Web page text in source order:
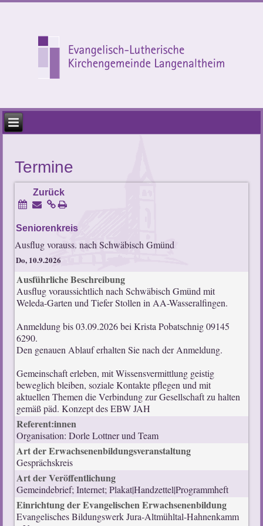
Termine
Zurück
Seniorenkreis
Ausflug vorauss. nach Schwäbisch Gmünd
Do, 10.9.2026
Ausführliche Beschreibung
Ausflug voraussichtlich nach Schwäbisch Gmünd mit
Weleda-Garten und Tiefer Stollen in AA-Wasseralfingen.
Anmeldung bis 03.09.2026 bei Krista Pobatschnig 09145
6290.
Den genauen Ablauf erhalten Sie nach der Anmeldung.
Gemeinschaft erleben, mit Wissensvermittlung geistig
beweglich bleiben, soziale Kontakte pflegen und mit
aktuellen Themen die Verbindung zur Gesellschaft zu halten
gemäß päd. Konzept des EBW JAH
Referent:innen
Organisation: Dorle Lottner und Team
Art der Erwachsenenbildungsveranstaltung
Gesprächskreis
Art der Veröffentlichung
Gemeindebrief; Internet; Plakat|Handzettel|Programmheft
Einrichtung der Evangelischen Erwachsenenbildung
Evangelisches Bildungswerk Jura-Altmühltal-Hahnenkamm